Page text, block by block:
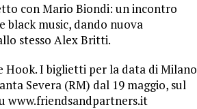
con Mario Biondi: un incontro
black music, dando nuova
stesso Alex Britti.
I biglietti per la data di Milano
Severa (RM) dal 19 maggio, sul
www.friendsandpartners.it